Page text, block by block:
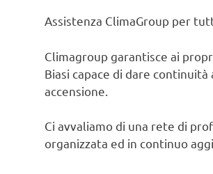
Assistenza ClimaGroup per
Climagroup garantisce ai
Biasi capace di dare
accensione.
Ci avvaliamo di una rete di
organizzata ed in continuo